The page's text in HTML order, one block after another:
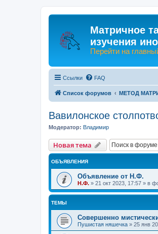
Матричное
изучения
Перейти на
Ссылки FAQ
Список форумов МЕТОД
Вавилонское
Модератор: Владимир
Новая тема
ОБЪЯВЛЕНИЯ
Объявление от Н.Ф.
Н.Ф. » 21 окт 2023, 17:57 » в
ТЕМЫ
Совершенно
Пушистая няшечка » 25 янв